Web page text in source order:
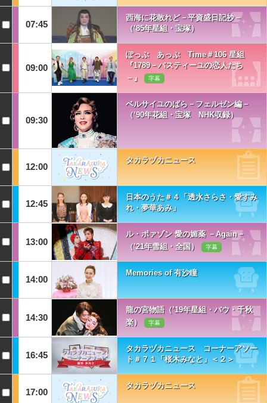
07:45
西海に花散れど－平資盛日記抄－
（’85年星組・宝塚）
09:00
ぽっぷ あっぷ Time＃106 星組
『1789－バスティーユの恋人たち
－』
字幕
09:30
ベルサイユのばら－フェルゼン編－
（’90年花組・宝塚 NHK収録）
12:00
タカラヅカニュース
12:45
日本のうた＃４「透水さらさ・愛すみ
れ・夢華あみ」
13:00
ル・ポァゾン 愛の媚薬 －Again－
（’21年雪組・全国）
字幕
14:00
Memories of 有沙瞳
14:30
龍の宮物語（’19年星組・バウ・千秋
楽）
字幕
16:45
タカラヅカニュース コーナーアソー
ト＃７１「桜木みなと」＜２＞
17:00
タカラヅカニュース